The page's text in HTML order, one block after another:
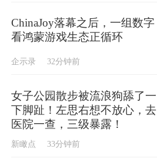
ChinaJoy落幕之后，一组数字
看鸿蒙游戏生态正循环
企示录 32分钟前
女子公园散步被流浪狗舔了一
下脚趾！左思右想不放心，去
医院一查，三级暴露！
新瞰点 33分钟前